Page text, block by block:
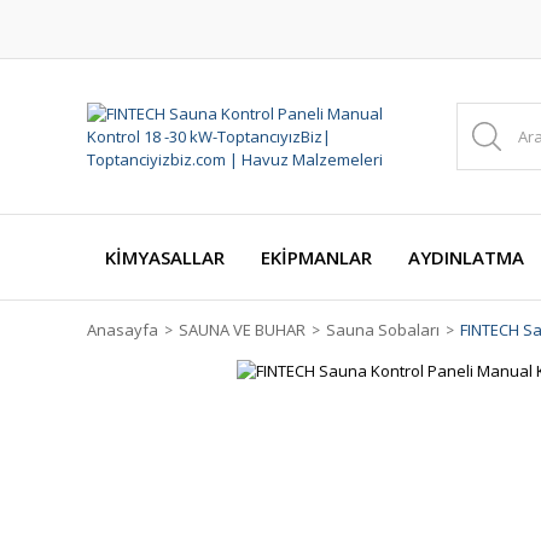
KİMYASALLAR EKİPMANLAR AYDINLATMA
Anasayfa SAUNA VE BUHAR Sauna Sobaları FINTECH